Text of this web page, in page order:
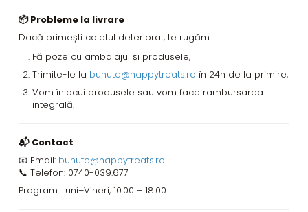
📦 Probleme la livrare
Dacă primești coletul deteriorat, te rugăm:
Fă poze cu ambalajul și produsele,
Trimite-le la bunute@happytreats.ro în 24h de la primire,
Vom înlocui produsele sau vom face rambursarea
integrală.
📬 Contact
📧 Email: bunute@happytreats.ro
📞 Telefon: 0740-039.677
Program: Luni–Vineri, 10:00 – 18:00